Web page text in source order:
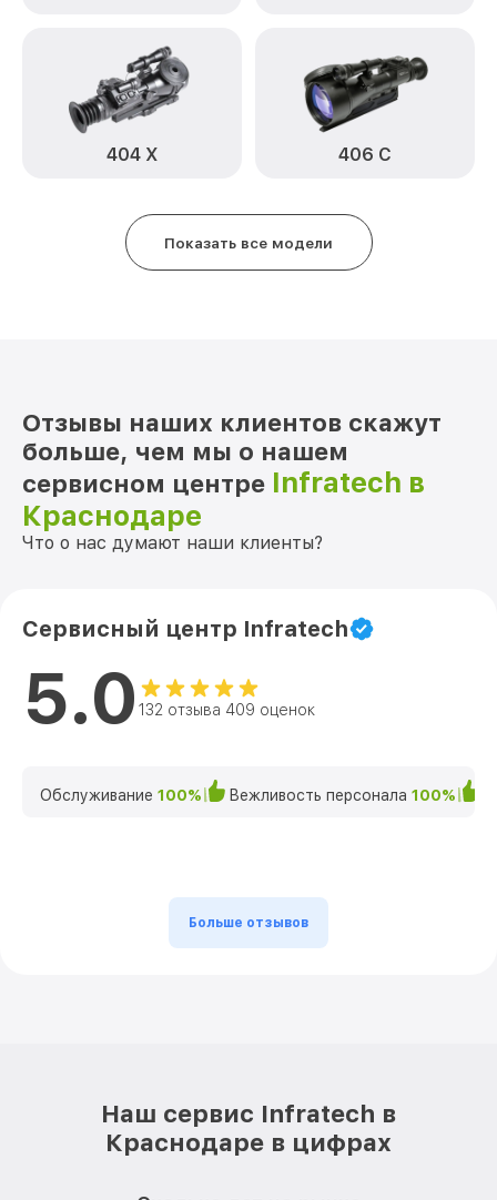
Прошивка (Обновление ПО) 214 Infratech от 450₽
Ремонт платы управления
(восстановление) 214 Infratech
Ремонт Wi-Fi 214 Infratech
Ремонт разъема 214 Infratech
404 Х 406 С
Показать все модели
Отзывы наших клиентов скажут
больше, чем мы о нашем
сервисном центре Infratech в
Краснодаре
Что о нас думают наши клиенты?
Сервисный центр Infratech
5.0 132 отзыва 409 оценок
Обслуживание 100% Вежливость персонала 100%
Больше отзывов
Наш сервис Infratech в
Краснодаре в цифрах